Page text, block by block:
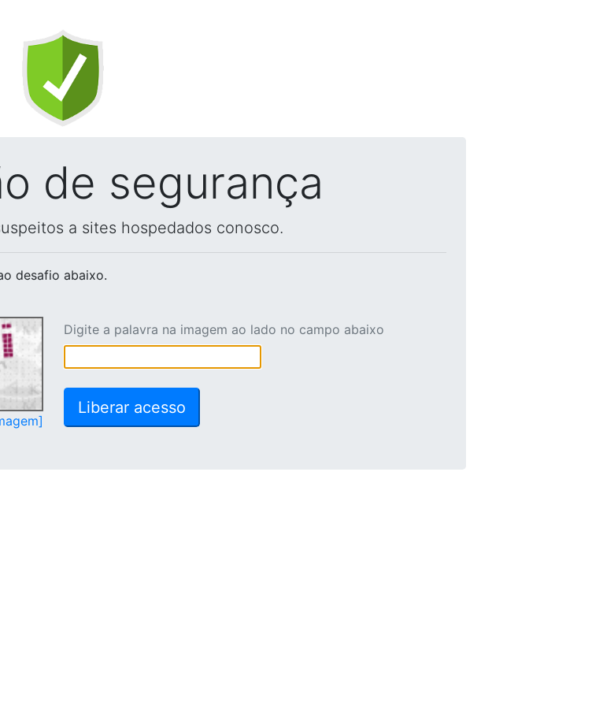
de segurança
a sites hospedados conosco.
desafio abaixo.
Digite a palavra na imagem ao lado no campo abaixo